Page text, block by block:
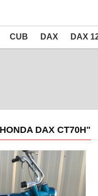
CUB DAX DAX
DAX CT70H"